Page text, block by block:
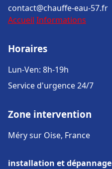
contact@chauffe-eau-57.fr
Accueil Informations
Horaires
Lun-Ven: 8h-19h
Service d'urgence 24/7
Zone intervention
Méry sur Oise, France
installation et